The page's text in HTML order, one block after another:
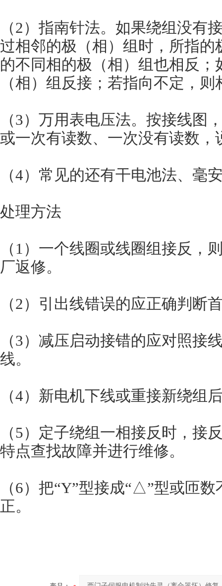
（2）指南针法。如果绕组没有
过相邻的极（相）组时，所指
的不同相的极（相）组也相反
（相）组反接；若指向不定，
（3）万用表电压法。按接线图
或一次有读数、一次没有读数，
（4）常见的还有干电池法、毫
处理方法
（1）一个线圈或线圈组接反，
厂返修。
（2）引出线错误的应正确判断
（3）减压启动接错的应对照接
线。
（4）新电机下线或重接新绕组
（5）定子绕组一相接反时，接
特点查找故障并进行维修。
（6）把“Y”型接成“△”型或匝
正。